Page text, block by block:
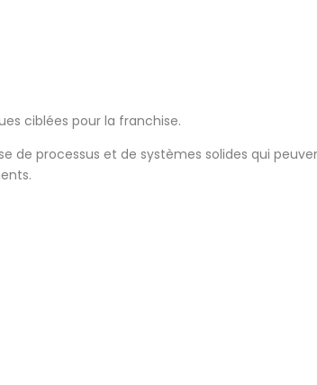
ciblées pour la franchise.
de processus et de systèmes solides qui